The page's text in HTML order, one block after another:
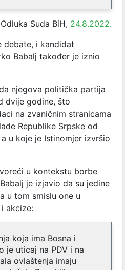
Odluka Suda BiH, 24.8.2022.
debate, i kandidat
Babalj također je iznio
njegova politička partija
dvije godine, što
na zvaničnim stranicama
Republike Srpske od
u koje je Istinomjer izvršio
u kontekstu borbe
je izjavio da su jedine
u tom smislu one u
akcize:
koja ima Bosna i
je uticaj na PDV i na
ovlaštenja imaju